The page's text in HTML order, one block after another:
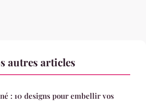
autres articles
: 10 designs pour embellir vos